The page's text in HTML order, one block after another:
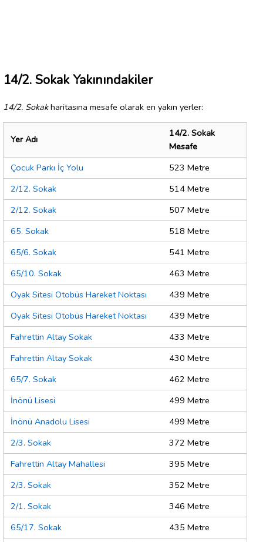
14/2. Sokak Yakınındakiler
14/2. Sokakharitasına mesafe olarak en yakın yerler:
Yer Adı
14/2. Sokak
Mesafe
Çocuk Parkı İç Yolu
523 Metre
2/12. Sokak
514 Metre
2/12. Sokak
507 Metre
65. Sokak
518 Metre
65/6. Sokak
541 Metre
65/10. Sokak
463 Metre
Oyak Sitesi Otobüs Hareket Noktası
439 Metre
Oyak Sitesi Otobüs Hareket Noktası
439 Metre
Fahrettin Altay Sokak
433 Metre
Fahrettin Altay Sokak
430 Metre
65/7. Sokak
462 Metre
İnönü Lisesi
499 Metre
İnönü Anadolu Lisesi
499 Metre
2/3. Sokak
372 Metre
Fahrettin Altay Mahallesi
395 Metre
2/3. Sokak
352 Metre
2/1. Sokak
346 Metre
65/17. Sokak
435 Metre